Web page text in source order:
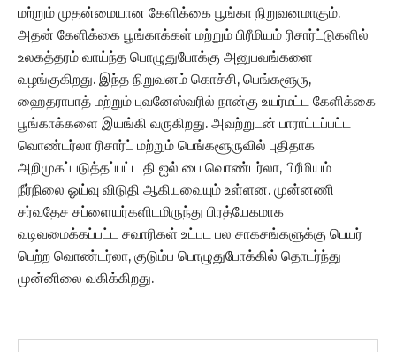
மற்றும் முதன்மையான கேளிக்கை பூங்கா நிறுவனமாகும்.
அதன் கேளிக்கை பூங்காக்கள் மற்றும் பிரீமியம் ரிசார்ட்டுகளில்
உலகத்தரம் வாய்ந்த பொழுதுபோக்கு அனுபவங்களை
வழங்குகிறது. இந்த நிறுவனம் கொச்சி, பெங்களூரு,
ஹைதராபாத் மற்றும் புவனேஸ்வரில் நான்கு உயர்மட்ட கேளிக்கை
பூங்காக்களை இயங்கி வருகிறது. அவற்றுடன் பாராட்டப்பட்ட
வொண்டர்லா ரிசார்ட் மற்றும் பெங்களூருவில் புதிதாக
அறிமுகப்படுத்தப்பட்ட தி ஐல் பை வொண்டர்லா, பிரீமியம்
நீர்நிலை ஓய்வு விடுதி ஆகியவையும் உள்ளன. முன்னணி
சர்வதேச சப்ளையர்களிடமிருந்து பிரத்யேகமாக
வடிவமைக்கப்பட்ட சவாரிகள் உட்பட பல சாகசங்களுக்கு பெயர்
பெற்ற வொண்டர்லா, குடும்ப பொழுதுபோக்கில் தொடர்ந்து
முன்னிலை வகிக்கிறது.